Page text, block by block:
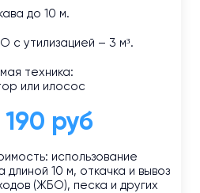
до 10 м.
с утилизацией – 3 м³.
техника:
или илосос
190 руб
использование
10 м, откачка и вывоз
(ЖБО), песка и других